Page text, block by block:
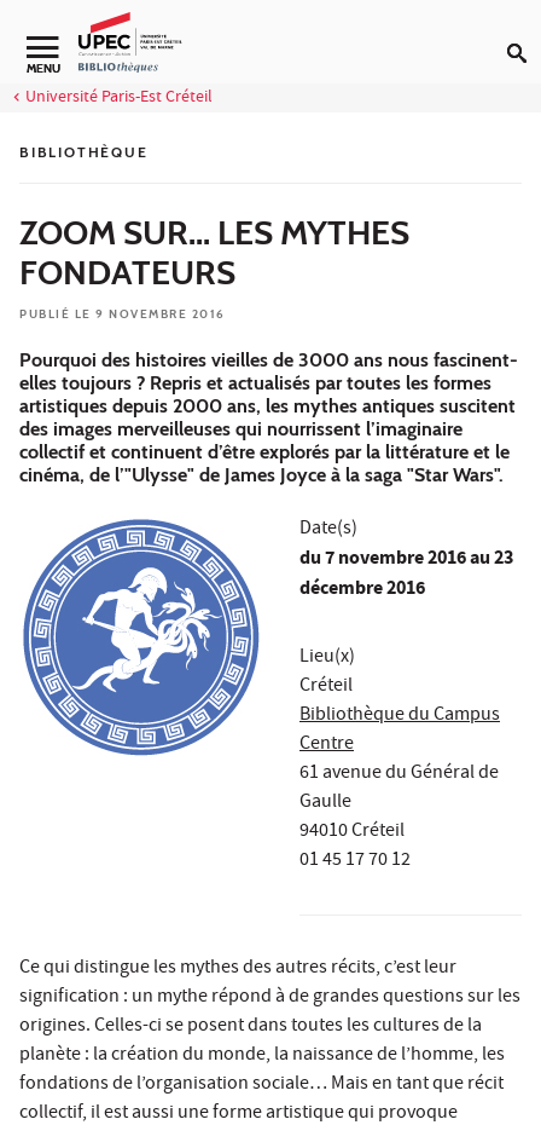
Aller au contenu
Navigation secondaire
MENU
Université Paris-Est Créteil
BIBLIOTHÈQUE
ZOOM SUR... LES MYTHES
FONDATEURS
PUBLIÉ LE 9 NOVEMBRE 2016
Pourquoi des histoires vieilles de 3000 ans nous fascinent-
elles toujours ? Repris et actualisés par toutes les formes
artistiques depuis 2000 ans, les mythes antiques suscitent
des images merveilleuses qui nourrissent l’imaginaire
collectif et continuent d’être explorés par la littérature et le
cinéma, de l’"Ulysse" de James Joyce à la saga "Star Wars".
Date(s)
du7 novembre 2016au 23
décembre 2016
Lieu(x)
Créteil
Bibliothèque du Campus
Centre
61 avenue du Général de
Gaulle
94010 Créteil
01 45 17 70 12
Ce qui distingue les mythes des autres récits, c’est leur
signification : un mythe répond à de grandes questions sur les
origines. Celles-ci se posent dans toutes les cultures de la
planète : la création du monde, la naissance de l’homme, les
fondations de l’organisation sociale… Mais en tant que récit
collectif, il est aussi une forme artistique qui provoque